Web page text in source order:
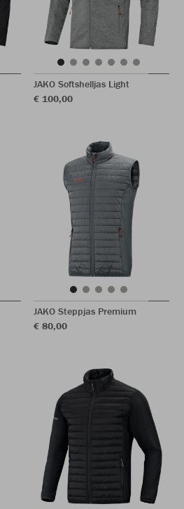
JAKO Softshelljas Light
€ 100,00
JAKO Steppjas Premium
€ 80,00